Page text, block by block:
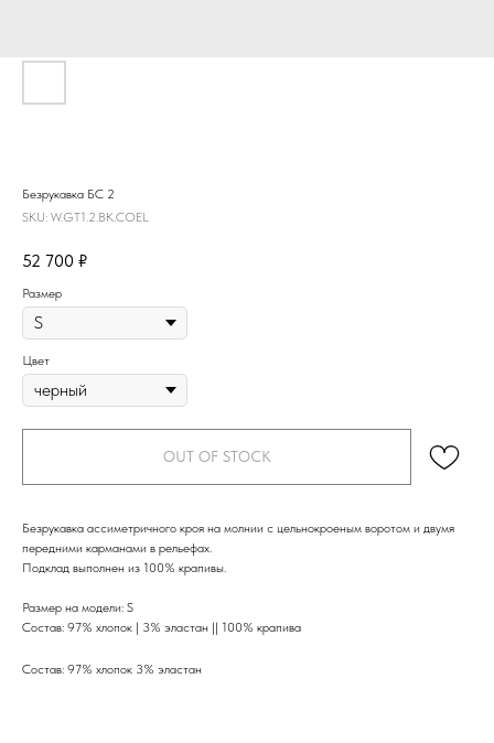
Безрукавка БС 2
SKU: W.GT1.2.BK.COEL
52 700 ₽
Размер
Цвет
OUT OF STOCK
Безрукавка ассиметричного кроя на молнии с цельнокроеным воротом и двумя
передними карманами в рельефах.
Подклад выполнен из 100% крапивы.
Размер на модели: S
Состав: 97% хлопок | 3% эластан || 100% крапива
Состав: 97% хлопок 3% эластан